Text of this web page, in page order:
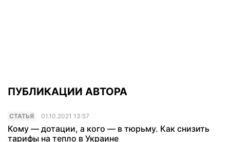
ПУБЛИКАЦИИ АВТОРА
CТАТЬЯ 01.10.2021 13:57
Кому — дотации, а кого — в тюрьму. Как снизить
тарифы на тепло в Украине